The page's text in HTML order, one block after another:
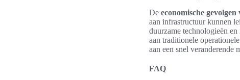
De economische
aan infrastructuur kunnen
duurzame technologieën
aan traditionele
aan een snel
FAQ